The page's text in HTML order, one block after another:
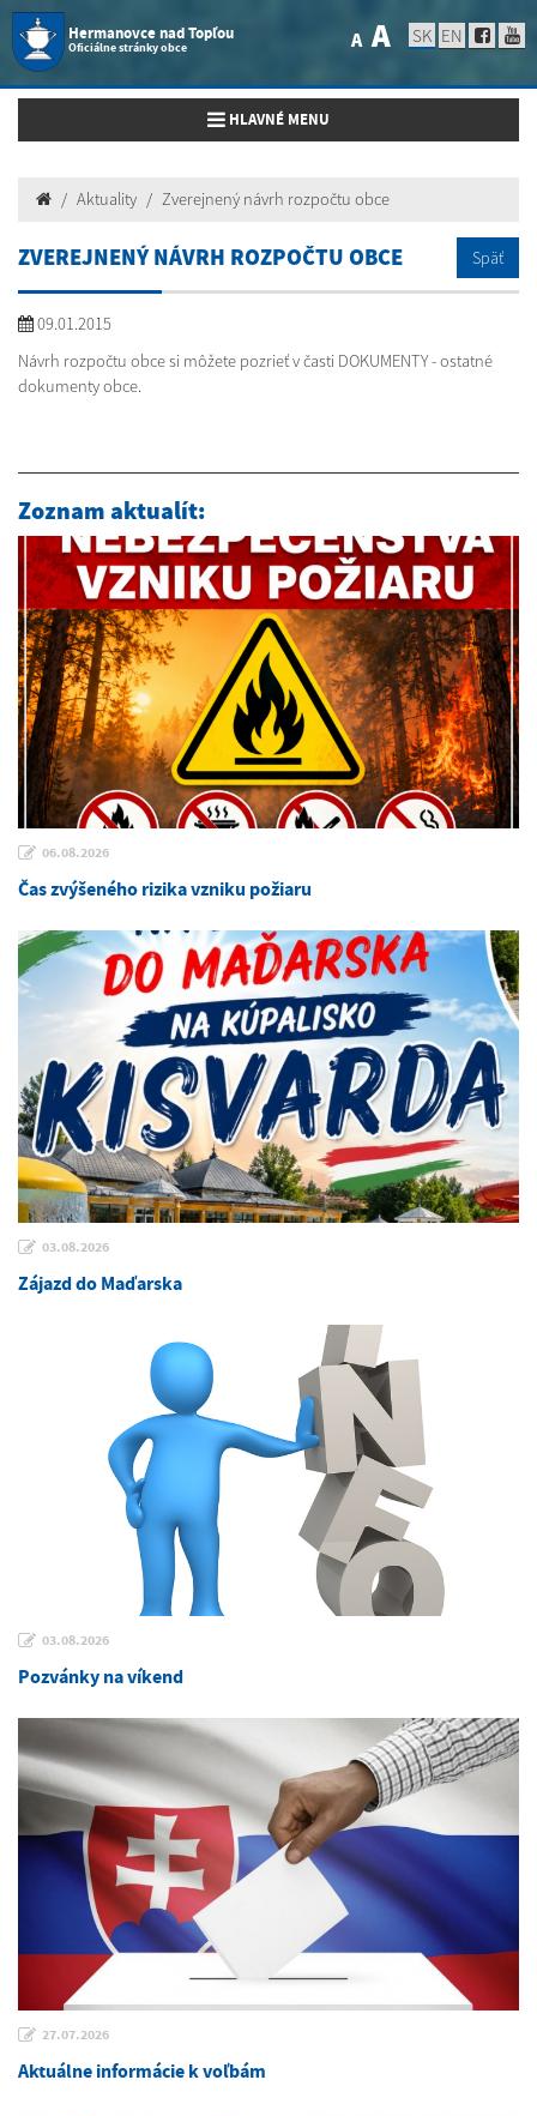
Hermanovce nad Topľou
Oficiálne stránky obce A A SK EN
Toggle navigation
HLAVNÉ MENU
Aktuality Zverejnený návrh rozpočtu obce
ZVEREJNENÝ NÁVRH ROZPOČTU OBCE Späť
09.01.2015
Návrh rozpočtu obce si môžete pozrieť v časti DOKUMENTY - ostatné
dokumenty obce.
Zoznam aktualít:
06.08.2026
Čas zvýšeného rizika vzniku požiaru
03.08.2026
Zájazd do Maďarska
03.08.2026
Pozvánky na víkend
27.07.2026
Aktuálne informácie k voľbám